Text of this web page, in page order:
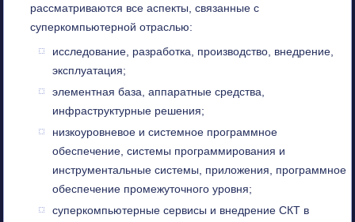
рассматриваются все аспекты, связанные с
суперкомпьютерной отраслью:
исследование, разработка, производство, внедрение,
эксплуатация;
элементная база, аппаратные средства,
инфраструктурные решения;
низкоуровневое и системное программное
обеспечение, системы программирования и
инструментальные системы, приложения, программное
обеспечение промежуточного уровня;
суперкомпьютерные сервисы и внедрение СКТ в